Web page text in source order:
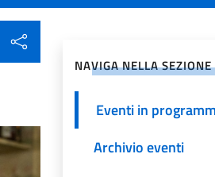
NAVIGA NELLA SEZIONE
Eventi in
Archivio eventi